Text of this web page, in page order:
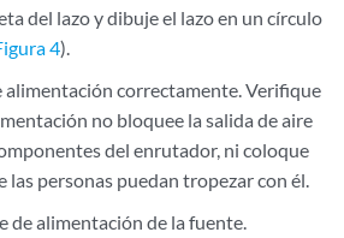
del lazo y dibuje el lazo en un círculo
4).
alimentación correctamente. Verifique
no bloquee la salida de aire
del enrutador, ni coloque
las personas puedan tropezar con él.
de alimentación de la fuente.